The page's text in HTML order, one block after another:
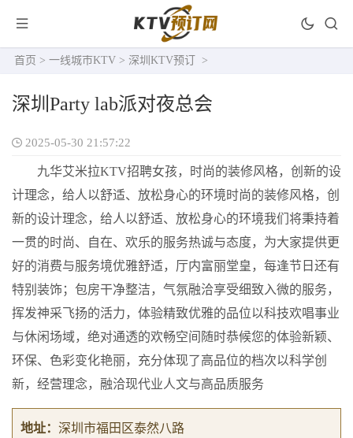
首页 > 一线城市KTV > 深圳KTV预订 >
深圳Party lab派对夜总会
2025-05-30 21:57:22
九华艾米拉KTV招聘女孩，时尚的装修风格，创新的设
计理念，给人以舒适、放松身心的环境时尚的装修风格，创
新的设计理念，给人以舒适、放松身心的环境我们将秉持着
一贯的时尚、自在、欢乐的服务热诚与态度，为大家提供更
好的消费与服务境优雅舒适，厅内富丽堂皇，每逢节日还有
特别装饰；包房干净整洁，气氛融洽享受细致入微的服务，
挥发神采飞扬的活力，体验精致优雅的品位以科技欢唱事业
与休闲场域，绝对通透的欢畅空间随时恭候您的体验新颖、
环保、色彩变化艳丽，充分体现了高品位的档次以科学创
新，经营理念，融洽现代业人文与高品质服务
地址： 深圳市福田区泰然八路